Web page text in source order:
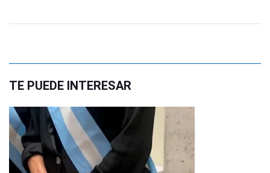
TE PUEDE INTERESAR